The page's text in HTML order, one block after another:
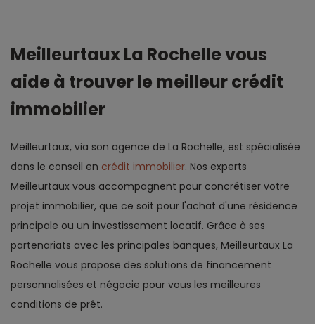
Meilleurtaux La Rochelle vous
aide à trouver le meilleur crédit
immobilier
Meilleurtaux, via son agence de La Rochelle, est spécialisée
dans le conseil en crédit immobilier. Nos experts
Meilleurtaux vous accompagnent pour concrétiser votre
projet immobilier, que ce soit pour l'achat d'une résidence
principale ou un investissement locatif. Grâce à ses
partenariats avec les principales banques, Meilleurtaux La
Rochelle vous propose des solutions de financement
personnalisées et négocie pour vous les meilleures
conditions de prêt.